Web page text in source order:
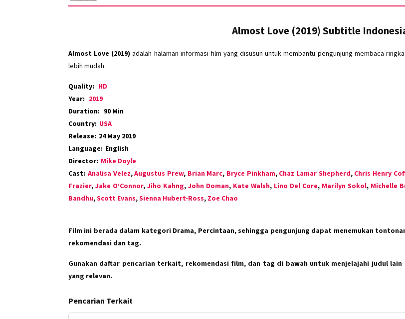
Almost Love (2019) Subtitle
Almost Love (2019) adalah halaman informasi film yang disusun untuk membantu pengunjung membaca
lebih mudah.
Quality: HD
Year: 2019
Duration: 90 Min
Country: USA
Release: 24 May 2019
Language: English
Director: Mike Doyle
Cast: Analisa Velez,Augustus Prew, Brian Marc, Bryce Pinkham, Chaz Lamar Shepherd, Chris Henry
Frazier, Jake O’Connor, Jiho Kahng, John Doman, Kate Walsh, Lino Del Core, Marilyn Sokol, Michelle
Bandhu,Scott Evans,Sienna Hubert-Ross, Zoe Chao
Film ini berada dalam kategori Drama, Percintaan, sehingga pengunjung dapat menemukan
rekomendasi dan tag.
Gunakan daftar pencarian terkait, rekomendasi film, dan tag di bawah untuk menjelajahi judul
yang relevan.
Pencarian Terkait